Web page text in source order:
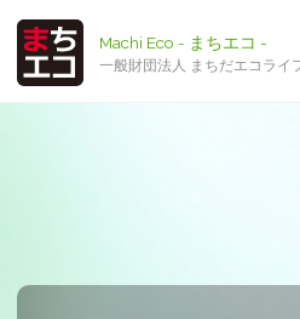
Machi Eco - まちエコ -
一般財団法人 まちだエコライ